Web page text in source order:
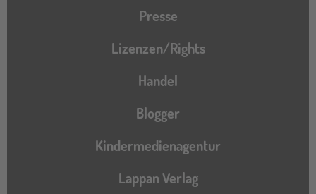
Presse
Lizenzen/Rights
Handel
Blogger
Kindermedienagentur
Lappan Verlag